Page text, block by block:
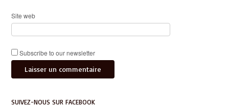
Site web
Subscribe to our newsletter
SUIVEZ-NOUS SUR FACEBOOK